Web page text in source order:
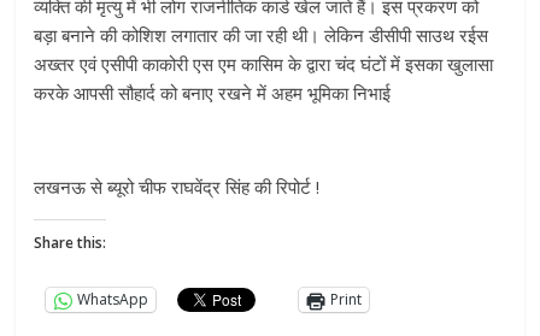
व्यक्ति की मृत्यु में भी लोग राजनीतिक कार्ड खेल जाते हैं। इस प्रकरण को
बड़ा बनाने की कोशिश लगातार की जा रही थी। लेकिन डीसीपी साउथ रईस
अख्तर एवं एसीपी काकोरी एस एम कासिम के द्वारा चंद घंटों में इसका खुलासा
करके आपसी सौहार्द को बनाए रखने में अहम भूमिका निभाई
लखनऊ से ब्यूरो चीफ राघवेंद्र सिंह की रिपोर्ट !
Share this:
WhatsApp Print